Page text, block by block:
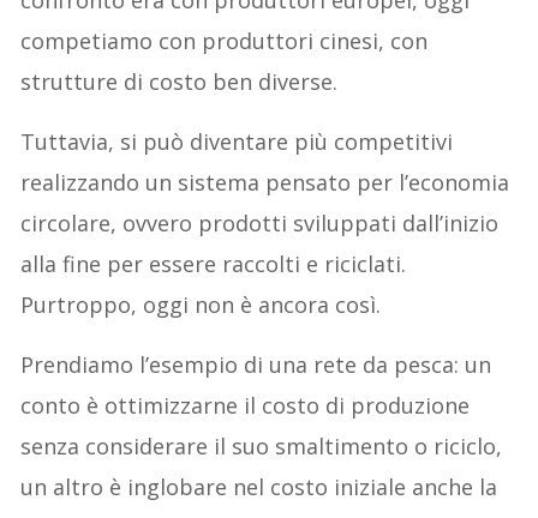
competiamo con produttori cinesi, con
strutture di costo ben diverse.
Tuttavia, si può diventare più competitivi
realizzando un sistema pensato per l’economia
circolare, ovvero prodotti sviluppati dall’inizio
alla fine per essere raccolti e riciclati.
Purtroppo, oggi non è ancora così.
Prendiamo l’esempio di una rete da pesca: un
conto è ottimizzarne il costo di produzione
senza considerare il suo smaltimento o riciclo,
un altro è inglobare nel costo iniziale anche la